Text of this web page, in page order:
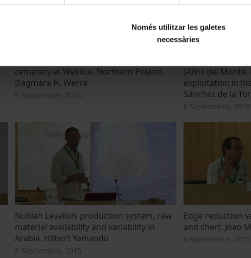
Només utilitzar les galetes
necessàries
cemetery at Weklice, Northern Poland.
Dagmara H. Werra
9 Septiembre, 2015
(Alins del Monte,
exploitation in
Sánchez de la
8 Septiembre, 2015
Nubian Levallois production system, raw
material availability and variability in
Arabia. Hilbert Yamandu
8 Septiembre, 2015
Edge reduction
and chert. Joao
8 Septiembre, 2015